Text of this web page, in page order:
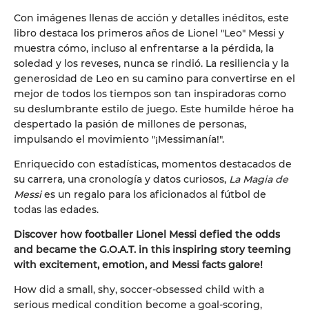
Con imágenes llenas de acción y detalles inéditos, este
libro destaca los primeros años de Lionel "Leo" Messi y
muestra cómo, incluso al enfrentarse a la pérdida, la
soledad y los reveses, nunca se rindió. La resiliencia y la
generosidad de Leo en su camino para convertirse en el
mejor de todos los tiempos son tan inspiradoras como
su deslumbrante estilo de juego. Este humilde héroe ha
despertado la pasión de millones de personas,
impulsando el movimiento "¡Messimanía!".
Enriquecido con estadísticas, momentos destacados de
su carrera, una cronología y datos curiosos, La Magia de
Messies un regalo para los aficionados al fútbol de
todas las edades.
Discover how footballer Lionel Messi defied the odds
and became the G.O.A.T. in this inspiring story teeming
with excitement, emotion, and Messi facts galore!
How did a small, shy, soccer-obsessed child with a
serious medical condition become a goal-scoring,